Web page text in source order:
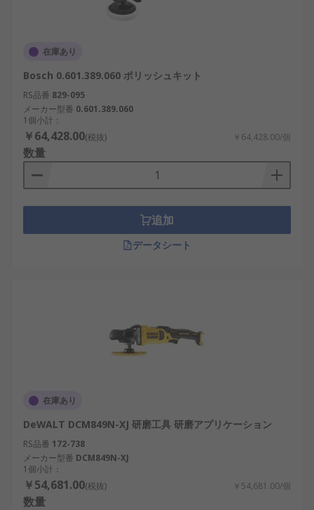
在庫あり
Bosch 0.601.389.060 ポリッシュキット
RS品番 829-095
メーカー型番 0.601.389.060
1個小計：
￥64,428.00(税抜) ￥64,428.00/個
数量
追加
データシート
在庫あり
DeWALT DCM849N-XJ 研磨工具 研磨アプリケーション
RS品番 172-738
メーカー型番 DCM849N-XJ
1個小計：
￥54,681.00(税抜) ￥54,681.00/個
数量